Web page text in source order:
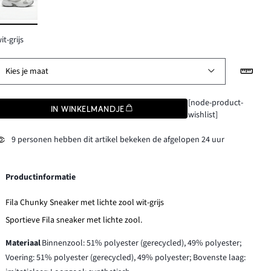
grijs
Kies je maat
IN WINKELMANDJE
[node-product-
wishlist]
9 personen hebben dit artikel bekeken de afgelopen 24 uur
Productinformatie
Fila Chunky Sneaker met lichte zool wit-grijs
Sportieve Fila sneaker met lichte zool.
MateriaalBinnenzool: 51% polyester (gerecycled), 49% polyester;
Voering: 51% polyester (gerecycled), 49% polyester; Bovenste laag: